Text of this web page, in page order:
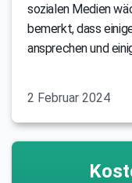
sozialen Medien
bemerkt, dass
ansprechen und
2 Februar 2024